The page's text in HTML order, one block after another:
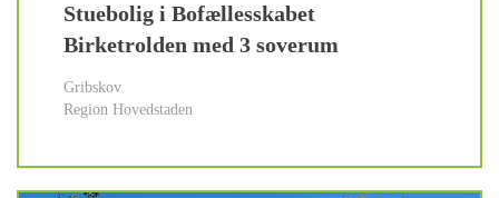
Stuebolig i Bofællesskabet
Birketrolden med 3 soverum
Gribskov
Region Hovedstaden